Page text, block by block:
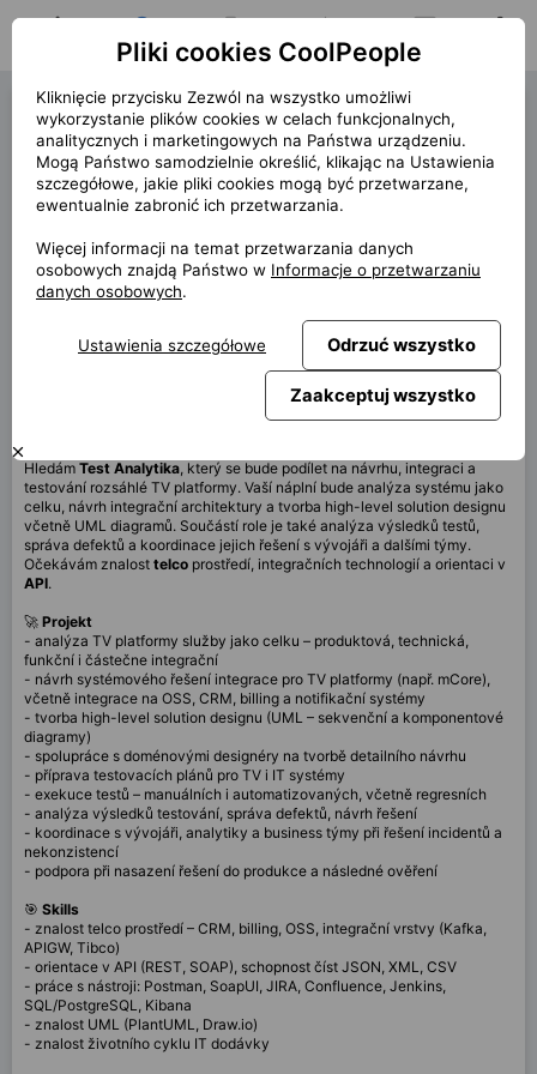
Oferty pracy Moje aplikacje Powiadomienia Wiadomości
Test Analyst (42203)
« wstecz
Lokalizacja
Praha
rozpoczęcia
Umowa
Kontrakt przez CP
Ta oferta nie jest aktualnie dostępna
Hledám Test Analytika, který se bude podílet na návrhu, integraci a
testování rozsáhlé TV platformy. Vaší náplní bude analýza systému jako
celku, návrh integrační architektury a tvorba high-level solution designu
včetně UML diagramů. Součástí role je také analýza výsledků testů,
správa defektů a koordinace jejich řešení s vývojáři a dalšími týmy.
Očekávám znalost telco prostředí, integračních technologií a orientaci v
API.
🚀 Projekt
- analýza TV platformy služby jako celku – produktová, technická,
funkční i částečne integrační
- návrh systémového řešení integrace pro TV platformy (např. mCore),
včetně integrace na OSS, CRM, billing a notifikační systémy
- tvorba high-level solution designu (UML – sekvenční a komponentové
diagramy)
- spolupráce s doménovými designéry na tvorbě detailního návrhu
- příprava testovacích plánů pro TV i IT systémy
- exekuce testů – manuálních i automatizovaných, včetně regresních
- analýza výsledků testování, správa defektů, návrh řešení
- koordinace s vývojáři, analytiky a business týmy při řešení incidentů a
nekonzistencí
- podpora při nasazení řešení do produkce a následné ověření
🎯 Skills
- znalost telco prostředí – CRM, billing, OSS, integrační vrstvy (Kafka,
APIGW, Tibco)
- orientace v API (REST, SOAP), schopnost číst JSON, XML, CSV
- práce s nástroji: Postman, SoapUI, JIRA, Confluence, Jenkins,
SQL/PostgreSQL, Kibana
- znalost UML (PlantUML, Draw.io)
- znalost životního cyklu IT dodávky
Pliki cookies CoolPeople
Kliknięcie przycisku Zezwól na wszystko umożliwi
wykorzystanie plików cookies w celach funkcjonalnych,
analitycznych i marketingowych na Państwa urządzeniu.
Mogą Państwo samodzielnie określić, klikając na Ustawienia
szczegółowe, jakie pliki cookies mogą być przetwarzane,
ewentualnie zabronić ich przetwarzania.
Więcej informacji na temat przetwarzania danych
osobowych znajdą Państwo w Informacje o przetwarzaniu
danych osobowych.
Ustawienia szczegółowe Odrzuć wszystko
Zaakceptuj wszystko